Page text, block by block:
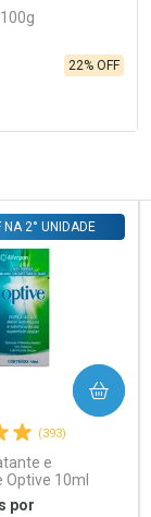
22% OFF
FAVORITOS
(393)
e
Optive 10ml
NA 2° UNIDADE
por
COMPRAR